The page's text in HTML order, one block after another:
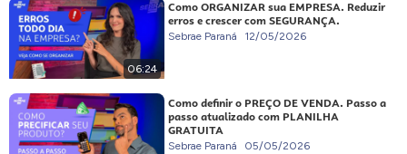
06:24
Como ORGANIZAR sua EMPRESA. Reduzir
erros e crescer com SEGURANÇA.
Sebrae Paraná 12/05/2026
Como definir o PREÇO DE VENDA. Passo a
passo atualizado com PLANILHA
GRATUITA
Sebrae Paraná 05/05/2026